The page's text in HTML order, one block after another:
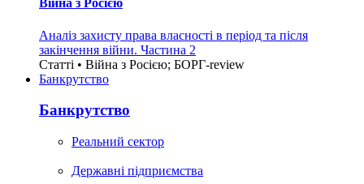
Війна з Росією
Аналіз захисту права власності в період та після
закінчення війни. Частина 2
Статті • Війна з Росією; БОРГ-review
Банкрутство
Банкрутство
Реальний сектор
Державні підприємства